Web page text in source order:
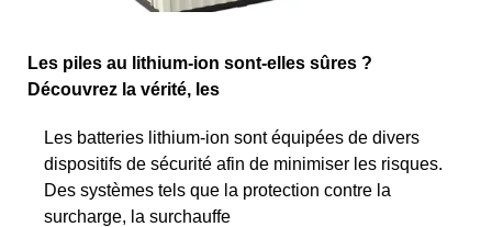
Les piles au lithium-ion sont-elles sûres ?
Découvrez la vérité, les
Les batteries lithium-ion sont équipées de divers
dispositifs de sécurité afin de minimiser les risques.
Des systèmes tels que la protection contre la
surcharge, la surchauffe